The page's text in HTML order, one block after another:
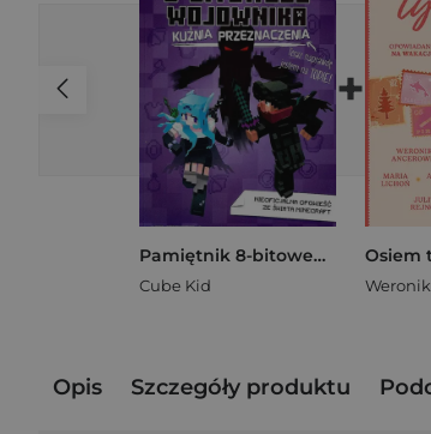
Pamiętnik 8-bitowego wojownika Kuźnia przeznaczenia
Cube Kid
+
Opis Szczegóły produktu